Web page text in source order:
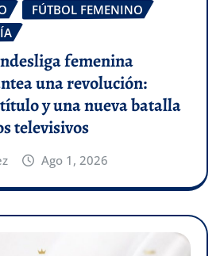
FÚTBOL FEMENINO
femenina
una revolución:
y una nueva batalla
televisivos
Ago 1, 2026